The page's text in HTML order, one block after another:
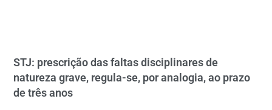
STJ: prescrição das faltas disciplinares de
natureza grave, regula-se, por analogia, ao prazo
de três anos